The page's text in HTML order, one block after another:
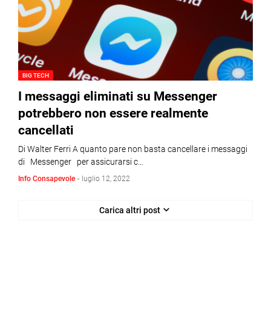
BIG TECH
I messaggi eliminati su Messenger
potrebbero non essere realmente
cancellati
Di Walter Ferri A quanto pare non basta cancellare i messaggi
di Messenger per assicurarsi c…
Info Consapevole - luglio 12, 2022
Carica altri post